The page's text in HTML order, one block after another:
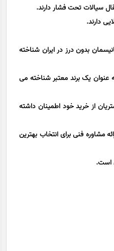
سیالات تحت فشار دارند.
دارند.
بدون درز در ایران شناخته
به عنوان یک برند معتبر شناخته می
از خرید خود اطمینان داشته
مشاوره فنی برای انتخاب بهترین
است.